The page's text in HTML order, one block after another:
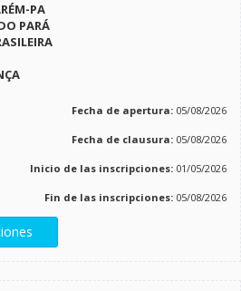
PA
PARÁ
Fecha de apertura: 05/08/2026
Fecha de clausura: 05/08/2026
Inicio de las inscripciones: 01/05/2026
Fin de las inscripciones: 05/08/2026